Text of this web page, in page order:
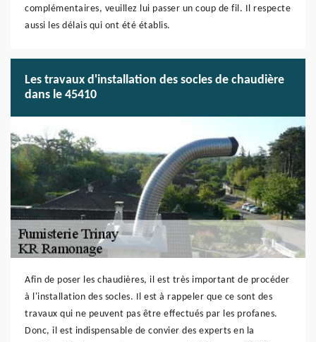
complémentaires, veuillez lui passer un coup de fil. Il respecte
aussi les délais qui ont été établis.
Les travaux d'installation des socles de chaudière
dans le 45410
Afin de poser les chaudières, il est très important de procéder
à l'installation des socles. Il est à rappeler que ce sont des
travaux qui ne peuvent pas être effectués par les profanes.
Donc, il est indispensable de convier des experts en la